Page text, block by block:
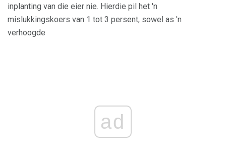
inplanting van die eier nie. Hierdie pil het 'n
mislukkingskoers van 1 tot 3 persent, sowel as 'n
verhoogde
ad